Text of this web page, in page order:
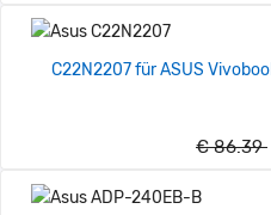
C22N2207 für ASUS
€ 86.39